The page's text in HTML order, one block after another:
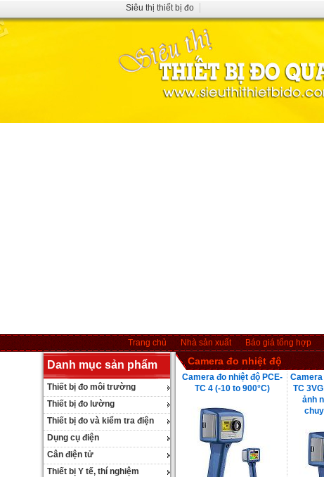
Siêu thị thiết bị đo
Trang chủ Nhà sản xuất Báo giá tổng hợp
Danh mục sản phẩm
Thiết bị đo môi trường
Thiết bị đo lường
Thiết bị đo và kiểm tra điện
Dụng cụ điện
Cân điện tử
Thiết bị Y tế, thí nghiệm
Camera đo nhiệt độ
Camera đo nhiệt độ PCE-
TC 4 (-10 to 900°C)
Camera
TC
ảnh